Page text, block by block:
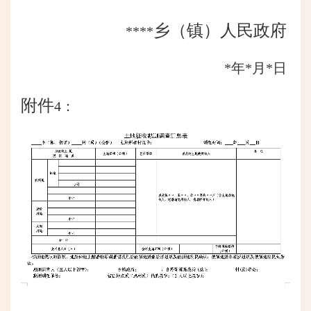
****乡（镇） 人民政府
*年*月*日
附件4：